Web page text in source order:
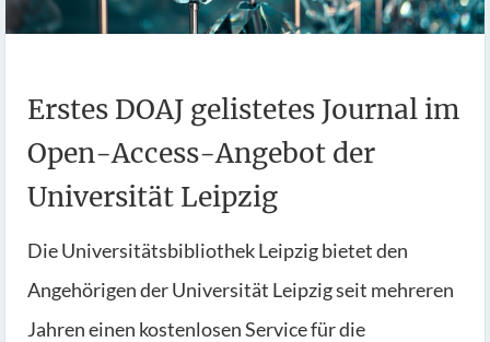
Erstes DOAJ gelistetes Journal im
Open-Access-Angebot der
Universität Leipzig
Die Universitätsbibliothek Leipzig bietet den
Angehörigen der Universität Leipzig seit mehreren
Jahren einen kostenlosen Service für die